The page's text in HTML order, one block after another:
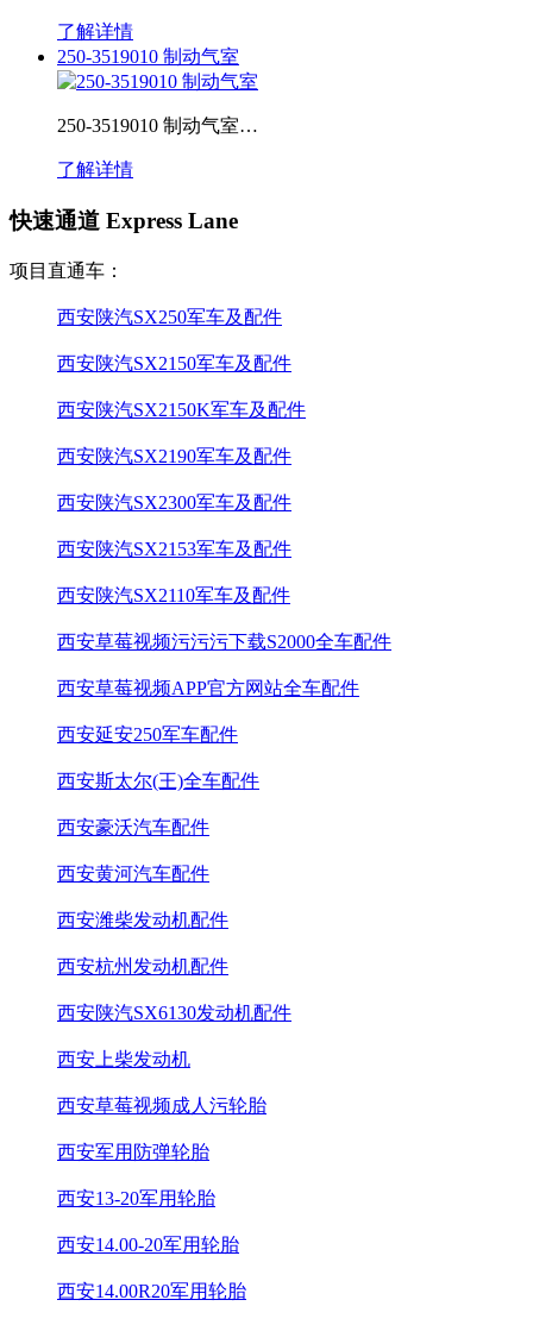
了解详情
250-3519010 制动气室
250-3519010 制动气室…
了解详情
快速通道 Express Lane
项目直通车：
西安陕汽SX250军车及配件
西安陕汽SX2150军车及配件
西安陕汽SX2150K军车及配件
西安陕汽SX2190军车及配件
西安陕汽SX2300军车及配件
西安陕汽SX2153军车及配件
西安陕汽SX2110军车及配件
西安草莓视频污污污下载S2000全车配件
西安草莓视频APP官方网站全车配件
西安延安250军车配件
西安斯太尔(王)全车配件
西安豪沃汽车配件
西安黄河汽车配件
西安潍柴发动机配件
西安杭州发动机配件
西安陕汽SX6130发动机配件
西安上柴发动机
西安草莓视频成人污轮胎
西安军用防弹轮胎
西安13-20军用轮胎
西安14.00-20军用轮胎
西安14.00R20军用轮胎